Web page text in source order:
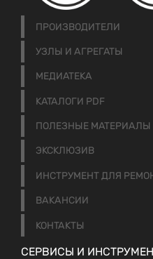
ПРОИЗВОДИТЕЛИ
УЗЛЫ И АГРЕГАТЫ
МЕДИАТЕКА
КАТАЛОГИ PDF
ПОЛЕЗНЫЕ МАТЕРИАЛЫ
ЭКСКЛЮЗИВ
ИНСТРУМЕНТ ДЛЯ
ВАКАНСИИ
КОНТАКТЫ
СЕРВИСЫ И